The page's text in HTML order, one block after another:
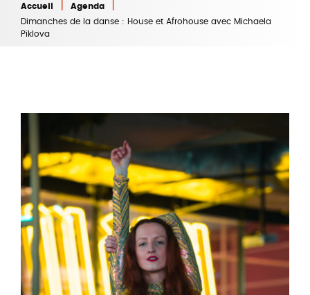
Accueil Agenda
Dimanches de la danse : House et Afrohouse avec Michaela
Piklova